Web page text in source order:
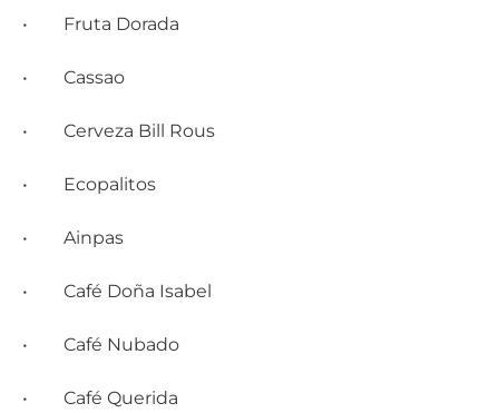
• Fruta Dorada
• Cassao
• Cerveza Bill Rous
• Ecopalitos
• Ainpas
• Café Doña Isabel
• Café Nubado
• Café Querida